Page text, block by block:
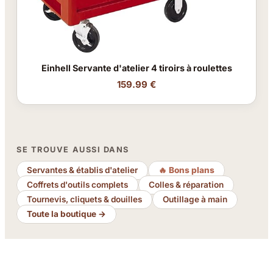
Einhell Servante d'atelier 4 tiroirs à roulettes
159.99 €
SE TROUVE AUSSI DANS
Servantes & établis d'atelier
🔥 Bons plans
Coffrets d'outils complets
Colles & réparation
Tournevis, cliquets & douilles
Outillage à main
Toute la boutique →